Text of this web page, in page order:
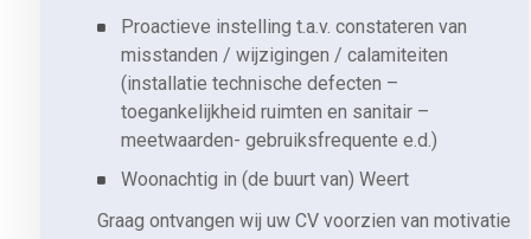
Proactieve instelling t.a.v. constateren van
misstanden / wijzigingen / calamiteiten
(installatie technische defecten –
toegankelijkheid ruimten en sanitair –
meetwaarden- gebruiksfrequente e.d.)
Woonachtig in (de buurt van) Weert
Graag ontvangen wij uw CV voorzien van motivatie